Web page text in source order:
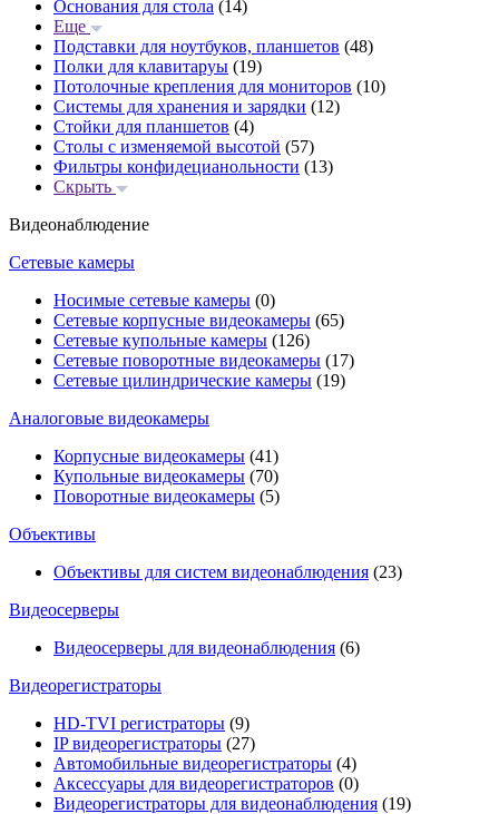
Основания для стола (14)
Еще
Подставки для ноутбуков, планшетов (48)
Полки для клавитаруы (19)
Потолочные крепления для мониторов (10)
Системы для хранения и зарядки (12)
Стойки для планшетов (4)
Столы с изменяемой высотой (57)
Фильтры конфидецианольности (13)
Скрыть
Видеонаблюдение
Сетевые камеры
Носимые сетевые камеры (0)
Сетевые корпусные видеокамеры (65)
Сетевые купольные камеры (126)
Сетевые поворотные видеокамеры (17)
Сетевые цилиндрические камеры (19)
Аналоговые видеокамеры
Корпусные видеокамеры (41)
Купольные видеокамеры (70)
Поворотные видеокамеры (5)
Объективы
Объективы для систем видеонаблюдения (23)
Видеосерверы
Видеосерверы для видеонаблюдения (6)
Видеорегистраторы
HD-TVI регистраторы (9)
IP видеорегистраторы (27)
Автомобильные видеорегистраторы (4)
Аксессуары для видеорегистраторов (0)
Видеорегистраторы для видеонаблюдения (19)